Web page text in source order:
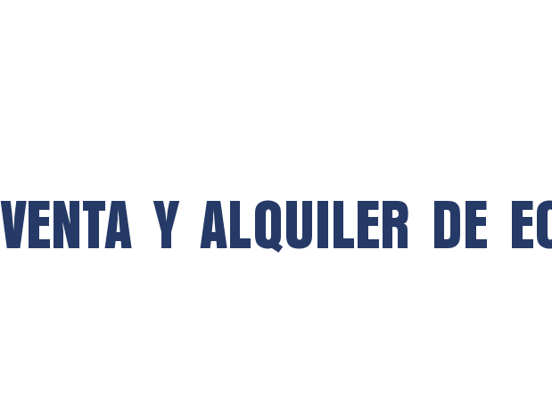
VENTA Y ALQUILER DE